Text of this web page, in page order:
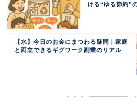
ける“ゆる節約”
【水】今日のお金にまつわる疑問｜家庭
と両立できるギグワーク副業のリアル